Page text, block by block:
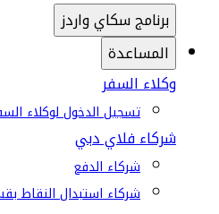
برنامج سكاي واردز
المساعدة
وكلاء السفر
تسجيل الدخول لوكلاء
شركاء فلاي دبي
شركاء الدفع
شركاء استبدال النقاط